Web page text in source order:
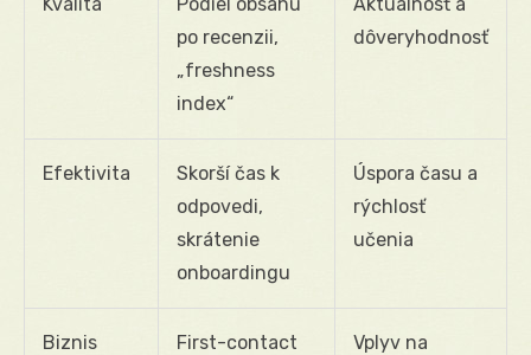
po recenzii,
„freshness
index“
dôveryhodnosť
Efektivita
Skorší čas k
odpovedi,
skrátenie
onboardingu
Úspora času a
rýchlosť
učenia
Biznis First-contact Vplyv na